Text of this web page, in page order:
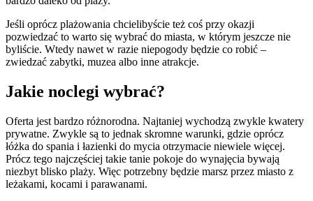
Jeśli oprócz plażowania chcielibyście też coś przy okazji
pozwiedzać to warto się wybrać do miasta, w którym jeszcze nie
byliście. Wtedy nawet w razie niepogody będzie co robić –
zwiedzać zabytki, muzea albo inne atrakcje.
Jakie noclegi wybrać?
Oferta jest bardzo różnorodna. Najtaniej wychodzą zwykle kwatery
prywatne. Zwykle są to jednak skromne warunki, gdzie oprócz
łóżka do spania i łazienki do mycia otrzymacie niewiele więcej.
Prócz tego najczęściej takie tanie pokoje do wynajęcia bywają
niezbyt blisko plaży. Więc potrzebny będzie marsz przez miasto z
leżakami, kocami i parawanami.